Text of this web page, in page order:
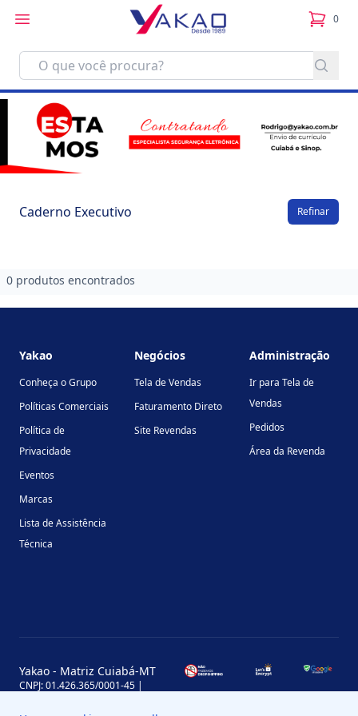
0
itens
Caderno Executivo Refinar
0 produtos encontrados
Yakao
Conheça o Grupo
Políticas Comerciais
Política de
Privacidade
Eventos
Marcas
Lista de Assistência
Técnica
Negócios
Tela de Vendas
Faturamento Direto
Site Revendas
Administração
Ir para Tela de
Vendas
Pedidos
Área da Revenda
Yakao - Matriz Cuiabá-MT
CNPJ: 01.426.365/0001-45 |